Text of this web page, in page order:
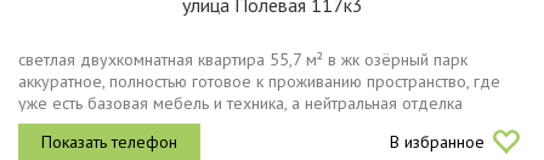
улица Полевая 117к3
светлая двухкомнатная квартира 55,7 м² в жк озёрный парк
аккуратное, полностью готовое к проживанию пространство, где
уже есть базовая мебель и техника, а нейтральная отделка
позволяет легко адаптировать интерьер под себя.с первых шагов
квартира...
В избранное